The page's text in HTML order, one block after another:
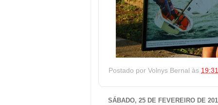
Postado por Volnys Bernal às 19:31
SÁBADO, 25 DE FEVEREIRO DE